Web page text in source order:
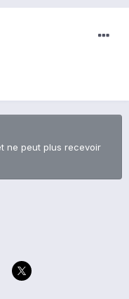
ne peut plus recevoir